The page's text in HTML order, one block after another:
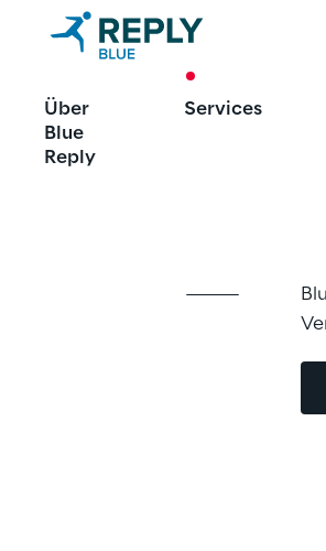
Über
Blue
Reply
Services